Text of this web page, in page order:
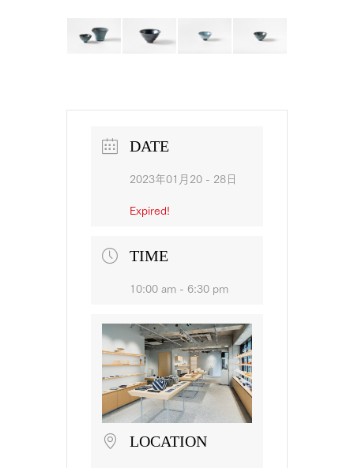
DATE
2023年01月20 - 28日
Expired!
TIME
10:00 am - 6:30 pm
LOCATION